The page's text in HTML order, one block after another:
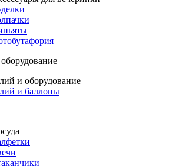
и оборудование
и баллоны